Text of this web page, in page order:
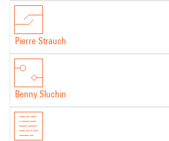
Pierre Strauch
Benny Sluchin